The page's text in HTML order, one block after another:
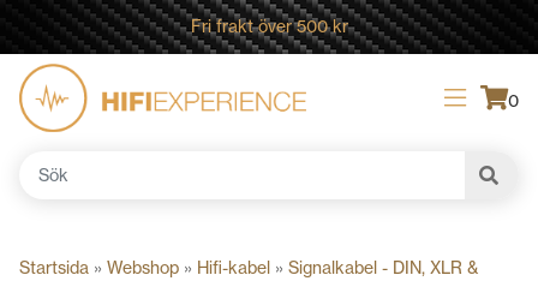
Fri frakt över 500 kr
0
Sök
Startsida » Webshop » Hifi-kabel » Signalkabel - DIN, XLR &